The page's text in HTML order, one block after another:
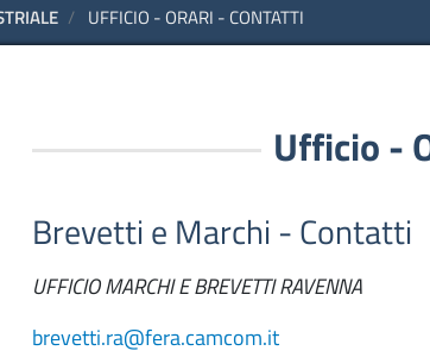
UFFICIO - ORARI - CONTATTI
Ufficio -
Brevetti e Marchi - Contatti
UFFICIO MARCHI E BREVETTI RAVENNA
brevetti.ra@fera.camcom.it